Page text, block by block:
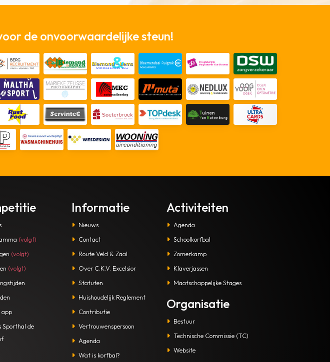
de onvoorwaardelijke steun!
(volgt)
(volgt)
(volgt)
app
Sporthal de
Informatie
Nieuws
Contact
Route Veld & Zaal
Over C.K.V. Excelsior
Statuten
Huishoudelijk Reglement
Contributie
Vertrouwenspersoon
Agenda
Wat is korfbal?
Activiteiten
Agenda
Schoolkorfbal
Zomerkamp
Klaverjassen
Maatschappelijke Stages
Organisatie
Bestuur
Technische Commissie (TC)
Website